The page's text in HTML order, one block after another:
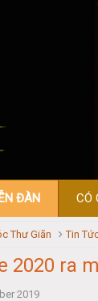
ĐÀN CÓ
Thư Giãn Tin
2020 ra
2019